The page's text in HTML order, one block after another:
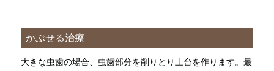
かぶせる治療
大きな虫歯の場合、虫歯部分を削りとり土台を作ります。最